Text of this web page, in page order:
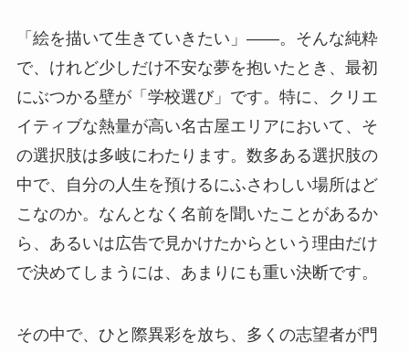
「絵を描いて生きていきたい」――。そんな純粋
で、けれど少しだけ不安な夢を抱いたとき、最初
にぶつかる壁が「学校選び」です。特に、クリエ
イティブな熱量が高い名古屋エリアにおいて、そ
の選択肢は多岐にわたります。数多ある選択肢の
中で、自分の人生を預けるにふさわしい場所はど
こなのか。なんとなく名前を聞いたことがあるか
ら、あるいは広告で見かけたからという理由だけ
で決めてしまうには、あまりにも重い決断です。
その中で、ひと際異彩を放ち、多くの志望者が門